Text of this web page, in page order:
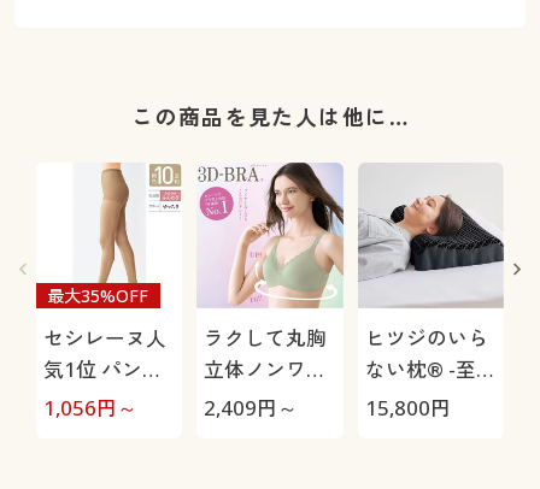
この商品を見た人は他に…
セシレーヌ人
気1位 パンテ
ィストッキン
最大35%OFF
1,056円～
ラクして丸胸
立体ノンワイ
ヤー3Dブラ
2,409円～
ヒツジのいら
ない枕® -至
極-
15,800円